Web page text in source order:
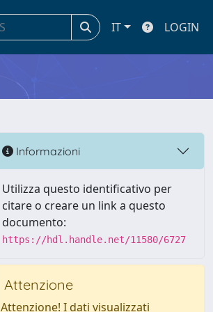
IT LOGIN
Informazioni
Utilizza questo identificativo per
citare o creare un link a questo
documento:
https://hdl.handle.net/11580/6727
Attenzione
Attenzione! I dati visualizzati